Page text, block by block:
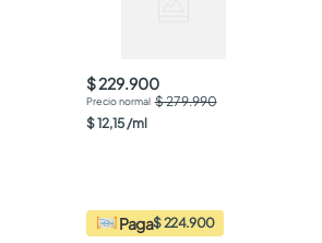
$ 229.900
$ 279.990
$12,15 /ml
Paga$ 224.900